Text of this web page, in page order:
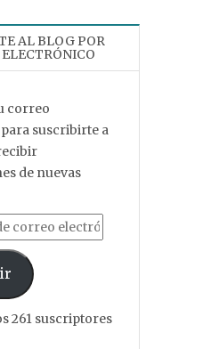
AL BLOG POR
ELECTRÓNICO
correo
suscribirte a
de nuevas
correo electrónico
261 suscriptores